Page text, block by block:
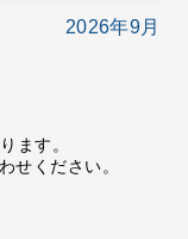
2026年9月
ます。
せください。